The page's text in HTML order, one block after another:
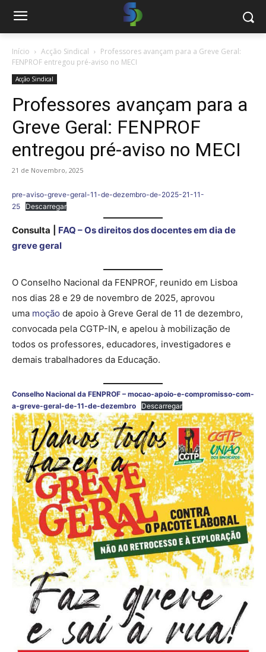
Início Acção Sindical
Professores avançam para a Greve Geral:
FENPROF entregou pré-aviso no MECI
Acção Sindical
Professores avançam para a
Greve Geral: FENPROF
entregou pré-aviso no MECI
21 de Novembro, 2025
pre-aviso-greve-geral-11-de-dezembro-de-2025-21-11-
25
Descarregar
Consulta
FAQ – Os direitos dos docentes em dia de
greve geral
O Conselho Nacional da FENPROF, reunido em Lisboa
nos dias 28 e 29 de novembro de 2025, aprovou
uma moção de apoio à Greve Geral de 11 de dezembro,
convocada pela CGTP-IN, e apelou à mobilização de
todos os professores, educadores, investigadores e
demais trabalhadores da Educação.
Conselho Nacional da FENPROF – mocao-apoio-e-compromisso-com-
a-greve-geral-de-11-de-dezembro
Descarregar